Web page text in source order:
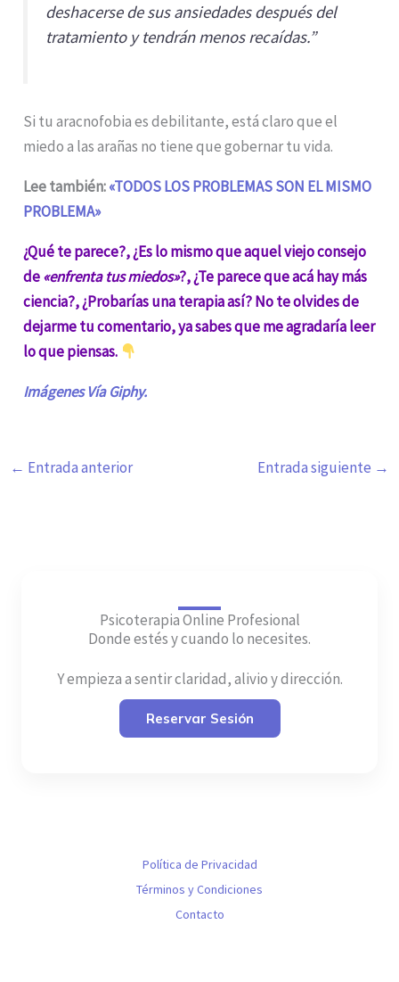
deshacerse de sus ansiedades después del
tratamiento y tendrán menos recaídas.”
Si tu aracnofobia es debilitante, está claro que el
miedo a las arañas no tiene que gobernar tu vida.
Lee también:«TODOS LOS PROBLEMAS SON EL MISMO
PROBLEMA»
¿Qué te parece?, ¿Es lo mismo que aquel viejo consejo
de«enfrenta tus miedos»?, ¿Te parece que acá hay más
ciencia?, ¿Probarías una terapia así? No te olvides de
dejarme tu comentario, ya sabes que me agradaría leer
lo que piensas.
Imágenes Vía Giphy.
← Entrada anterior Entrada siguiente →
Psicoterapia Online Profesional
Donde estés y cuando lo necesites.
Y empieza a sentir claridad, alivio y dirección.
Reservar Sesión
Política de Privacidad
Términos y Condiciones
Contacto